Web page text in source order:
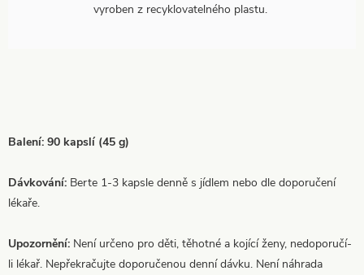
vyroben z recyklovatelného plastu.
Balení: 90 kapslí (45 g)
Dávkování: Berte 1-3 kapsle denně s jídlem nebo dle doporučení
lékaře.
Upozornění: Není určeno pro děti, těhotné a kojící ženy, nedoporučí-
li lékař. Nepřekračujte doporučenou denní dávku. Není náhrada